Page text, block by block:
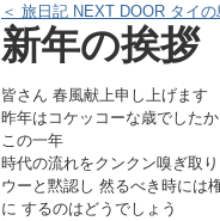
＜ 旅日記 NEXT DOOR タイの
新年の挨拶
皆さん 春風献上申し上げます
昨年はコケッコーな歳でした
この一年
時代の流れをクンクン嗅ぎ取
ウーと黙認し 然るべき時には
に するのはどうでしょう